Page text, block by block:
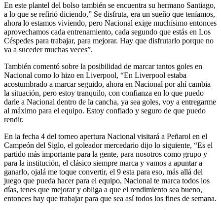
En este plantel del bolso también se encuentra su hermano Santiago,
a lo que se refirió diciendo,” Se disfruta, era un sueño que teníamos,
ahora lo estamos viviendo, pero Nacional exige muchísimo entonces
aprovechamos cada entrenamiento, cada segundo que estás en Los
Céspedes para trabajar, para mejorar. Hay que disfrutarlo porque no
va a suceder muchas veces”.
También comentó sobre la posibilidad de marcar tantos goles en
Nacional como lo hizo en Liverpool, “En Liverpool estaba
acostumbrado a marcar seguido, ahora en Nacional por ahí cambia
la situación, pero estoy tranquilo, con confianza en lo que puedo
darle a Nacional dentro de la cancha, ya sea goles, voy a entregarme
al máximo para el equipo. Estoy confiado y seguro de que puedo
rendir.
En la fecha 4 del torneo apertura Nacional visitará a Peñarol en el
Campeón del Siglo, el goleador mercedario dijo lo siguiente, “Es el
partido más importante para la gente, para nosotros como grupo y
para la institución, el clásico siempre marca y vamos a apuntar a
ganarlo, ojalá me toque convertir, el 9 esta para eso, más allá del
juego que pueda hacer para el equipo, Nacional te marca todos los
días, tenes que mejorar y obliga a que el rendimiento sea bueno,
entonces hay que trabajar para que sea así todos los fines de semana.